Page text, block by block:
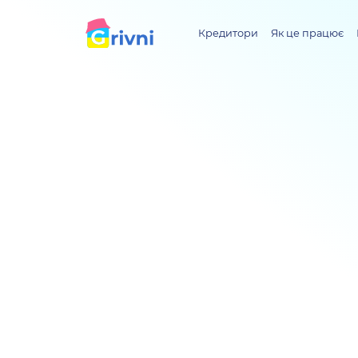
Кредитори Як це працює